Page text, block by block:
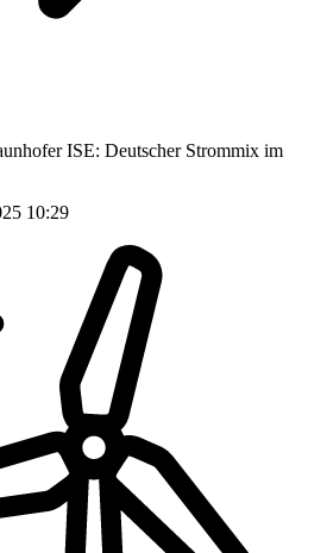
ISE: Deutscher Strommix im
10:29